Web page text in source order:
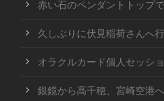
赤い石のペンダントトップで
久しぶりに伏見稲荷さんへ
オラクルカード個人セッシ
銀鏡から高千穂、宮崎空港へ